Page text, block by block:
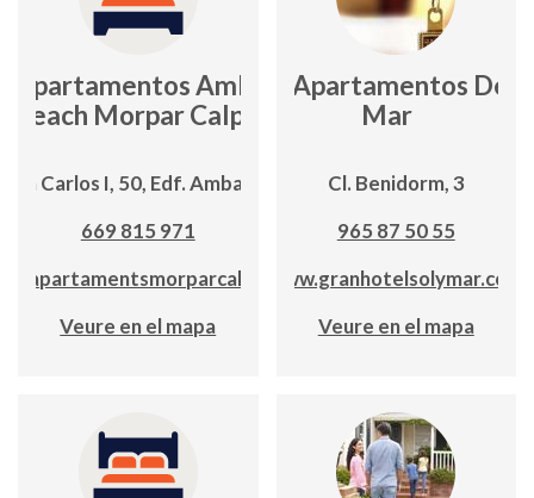
Apartamentos Ambar
Beach Morpar Calp
Carlos I, 50, Edf. Ambar Beach
669 815 971
Veure en el mapa
Apartamentos Del
Mar
Cl. Benidorm, 3
965 87 50 55
www.granhotelsolymar.com
Veure en el mapa